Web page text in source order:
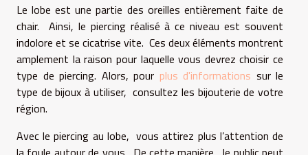
Le lobe est une partie des oreilles entièrement faite de
chair. Ainsi, le piercing réalisé à ce niveau est souvent
indolore et se cicatrise vite. Ces deux éléments montrent
amplement la raison pour laquelle vous devrez choisir ce
type de piercing. Alors, pour plus d'informations sur le
type de bijoux à utiliser, consultez les bijouterie de votre
région.
Avec le piercing au lobe, vous attirez plus l’attention de